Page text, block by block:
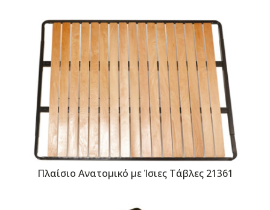
Πλαίσιο Ανατομικό με Ίσιες Τάβλες 21361